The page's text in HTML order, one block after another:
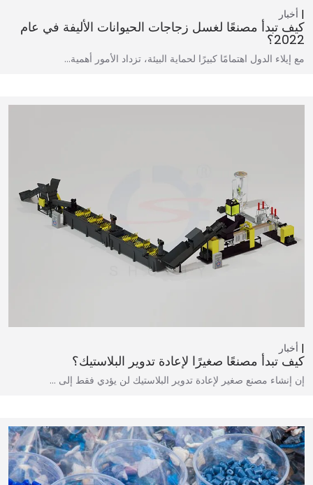
أخبار
كيف تبدأ مصنعًا لغسل زجاجات الحيوانات الأليفة في عام
2022؟
مع إيلاء الدول اهتمامًا كبيرًا لحماية البيئة، تزداد الأمور أهمية...
أخبار
كيف تبدأ مصنعًا صغيرًا لإعادة تدوير البلاستيك؟
إن إنشاء مصنع صغير لإعادة تدوير البلاستيك لن يؤدي فقط إلى …